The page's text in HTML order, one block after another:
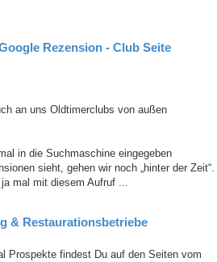
Rezension - Club Seite
an uns Oldtimerclubs von außen
in die Suchmaschine eingegeben
sieht, gehen wir noch „hinter der Zeit“.
mal mit diesem Aufruf ...
& Restaurationsbetriebe
Prospekte findest Du auf den Seiten vom